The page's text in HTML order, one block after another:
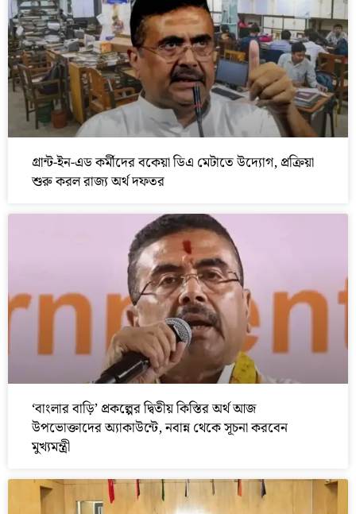
গ্রান্ট-ইন-এড কর্মীদের বকেয়া ডিএ মেটাতে উদ্যোগ, প্রক্রিয়া
শুরু করল রাজ্য অর্থ দফতর
‘বাংলার বাড়ি’ প্রকল্পের দ্বিতীয় কিস্তির অর্থ আজ
উপভোক্তাদের অ্যাকাউন্টে, নবান্ন থেকে সূচনা করবেন
মুখ্যমন্ত্রী